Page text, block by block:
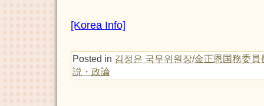
[Korea Info]
Posted in 김정은 국무위원장/金正恩国務委員
説・政論